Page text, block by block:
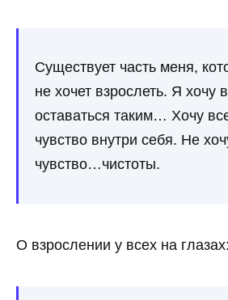
Существует часть меня,
не хочет взрослеть. Я хочу
оставаться таким… Хочу
чувство внутри себя. Не
чувство…чистоты.
О взрослении у всех на глазах: